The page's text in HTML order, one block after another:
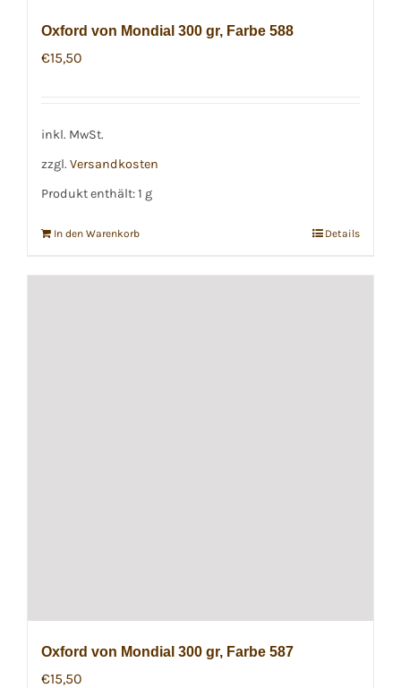
Oxford von Mondial 300 gr, Farbe 588
€15,50
inkl. MwSt.
zzgl. Versandkosten
Produkt enthält: 1 g
In den Warenkorb Details
Oxford von Mondial 300 gr, Farbe 587
€15,50